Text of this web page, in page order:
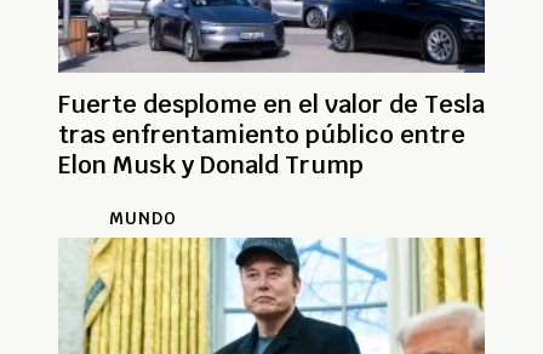
Fuerte desplome en el valor de Tesla
tras enfrentamiento público entre
Elon Musk y Donald Trump
MUNDO